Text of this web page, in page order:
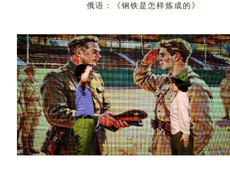
俄语：《钢铁是怎样炼成的》